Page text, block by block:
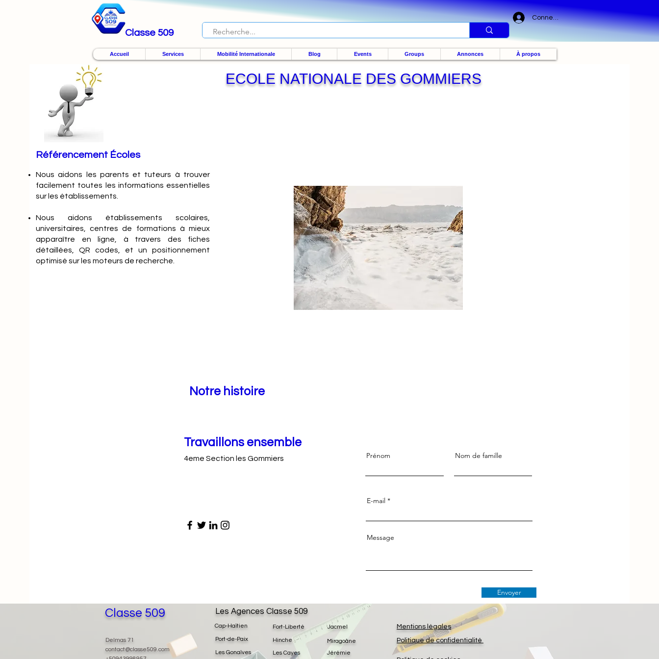
Classe 509
Connexion
Accueil Services Mobilité Internationale Blog Events Groups Annonces À propos
Référencement Écoles
Nousaidons les parents et tuteurs à trouver
facilement toutes les informations essentielles
sur les établissements.
Nous aidons établissements scolaires,
universitaires, centres de formations à mieux
apparaître en ligne, à travers des fiches
détaillées, QR codes, et un positionnement
optimisé sur les moteurs de recherche.
ECOLE NATIONALE DES GOMMIERS
Notre histoire
Travaillons ensemble
4eme Section les Gommiers Prénom Nom de famille
E-mail
Message
Envoyer
Classe 509
Delmas 71
contact@classe509.com
Fort-Liberté
Hinche
Les Cayes
Jacmel
Jérémie
Miragoâne
Les Agences Classe 509
Cap-Haïtien
Port-de-Paix
Les Gonaïves
Mentions légales
Politique de confidentialité